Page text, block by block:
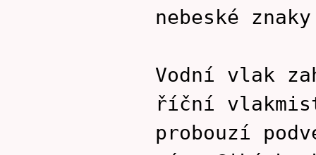
nebeské znaky
Vodní vlak
říční
probouzí